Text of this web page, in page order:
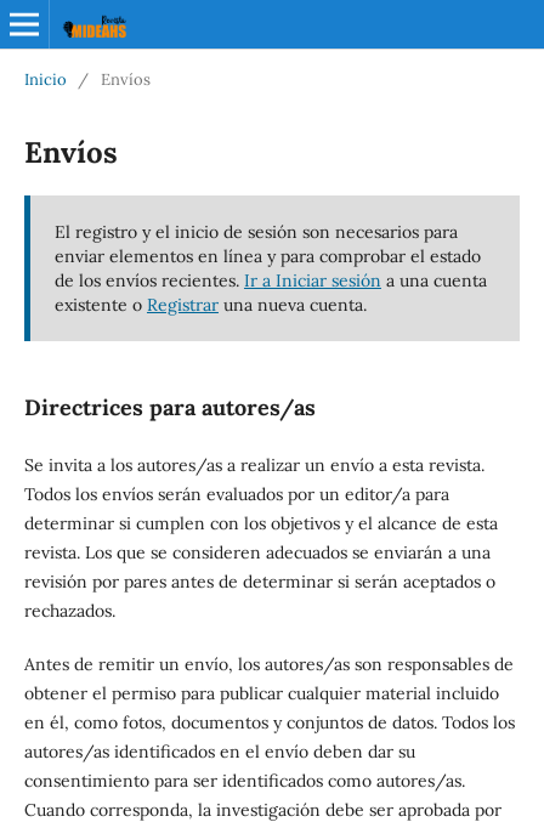
Inicio / Envíos
Envíos
El registro y el inicio de sesión son necesarios para
enviar elementos en línea y para comprobar el estado
de los envíos recientes. Ir a Iniciar sesión a una cuenta
existente o Registraruna nueva cuenta.
Directrices para autores/as
Se invita a los autores/as a realizar un envío a esta revista.
Todos los envíos serán evaluados por un editor/a para
determinar si cumplen con los objetivos y el alcance de esta
revista. Los que se consideren adecuados se enviarán a una
revisión por pares antes de determinar si serán aceptados o
rechazados.
Antes de remitir un envío, los autores/as son responsables de
obtener el permiso para publicar cualquier material incluido
en él, como fotos, documentos y conjuntos de datos. Todos los
autores/as identificados en el envío deben dar su
consentimiento para ser identificados como autores/as.
Cuando corresponda, la investigación debe ser aprobada por